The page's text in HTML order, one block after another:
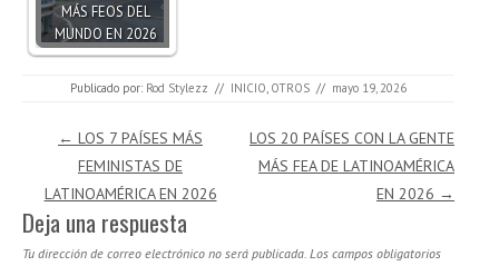
MÁS FEOS DEL
MUNDO EN 2026
Publicado por: Rod Stylezz // INICIO OTROS // mayo 19, 2026
Navegación de entradas
← LOS 7 PAÍSES MÁS
FEMINISTAS DE
LATINOAMÉRICA EN 2026
LOS 20 PAÍSES CON LA GENTE
MÁS FEA DE LATINOAMÉRICA
EN 2026 →
Deja una respuesta
Tu dirección de correo electrónico no será publicada. Los campos obligatorios